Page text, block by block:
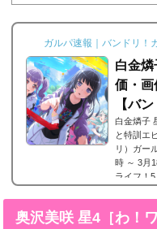
ガルパ速報｜バンドリ！
白金
価・画
【バ
白金燐子
と特訓エ
リ）ガー
時 ～ 3月
ライフ！
4［想い
奥沢美咲 星4［わ！